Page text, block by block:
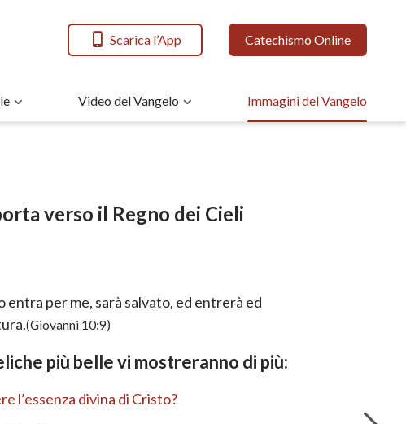
Scarica l’App Catechismo Online
Video del Vangelo Immagini del Vangelo
verso il Regno dei Cieli
entra per me, sarà salvato, ed entrerà ed
(Giovanni 10:9)
più belle vi mostreranno di più:
l’essenza divina di Cristo?